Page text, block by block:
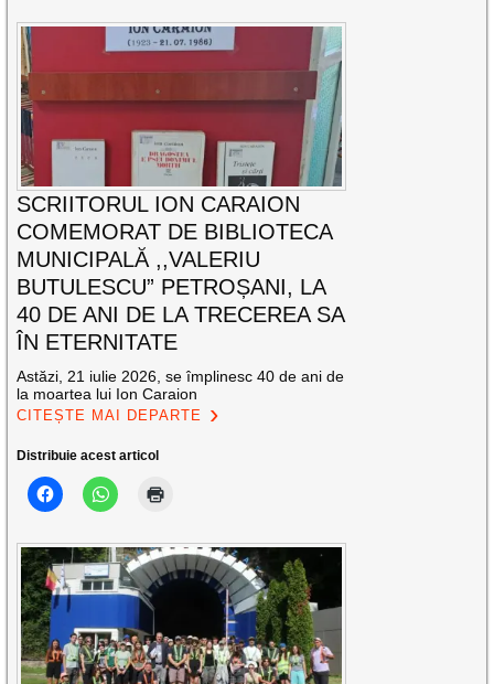
SCRIITORUL ION CARAION
COMEMORAT DE BIBLIOTECA
MUNICIPALĂ ,,VALERIU
BUTULESCU” PETROȘANI, LA
40 DE ANI DE LA TRECEREA SA
ÎN ETERNITATE
Astăzi, 21 iulie 2026, se împlinesc 40 de ani de
la moartea lui Ion Caraion
CITEȘTE MAI DEPARTE
Distribuie acest articol